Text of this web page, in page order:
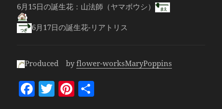
6月15日の誕生花：山法師（ヤマボウシ）
6月17日の誕生花-リアトリス
Produced byflower-worksMaryPoppins
F T Pi